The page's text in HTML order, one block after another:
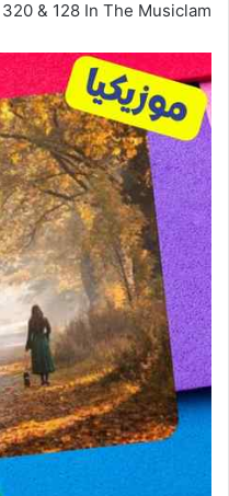
& 128 In The Musiclam